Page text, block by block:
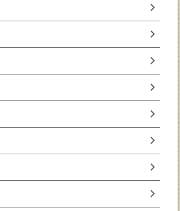
chevron_right
chevron_right
chevron_right
chevron_right
chevron_right
chevron_right
chevron_right
chevron_right